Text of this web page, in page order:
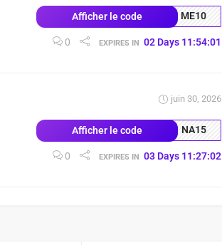
Afficher le code ME10
0 EXPIRES IN 02 Days 11:54:00
juin 30, 2026
Afficher le code NA15
0 EXPIRES IN 03 Days 11:27:01